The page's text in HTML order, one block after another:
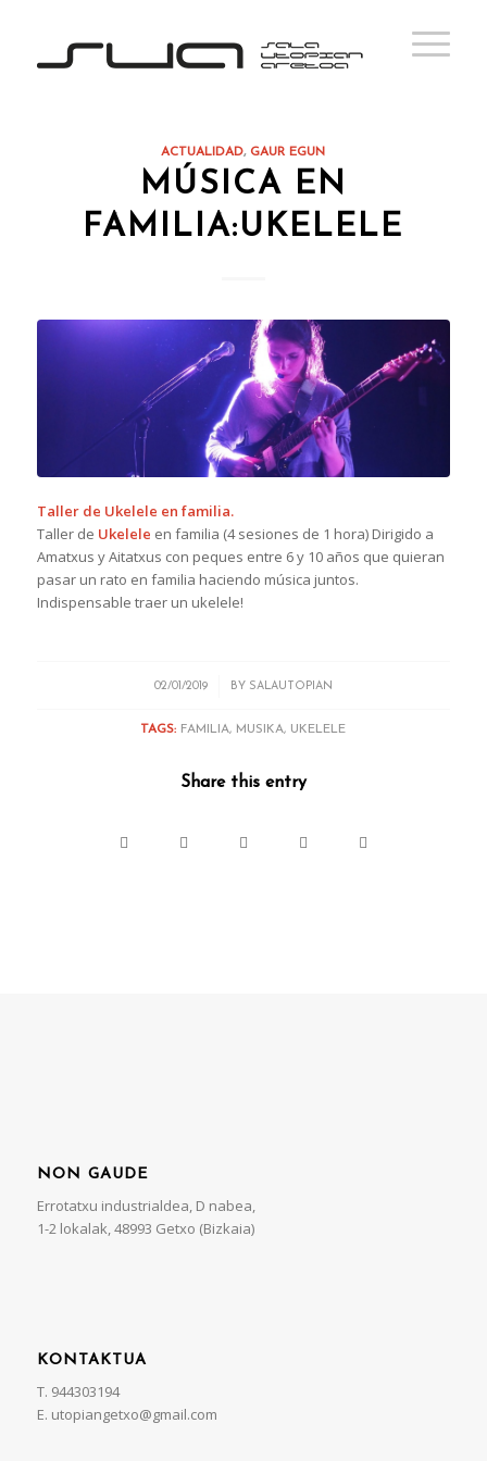
ACTUALIDAD, GAUR EGUN
MÚSICA EN
FAMILIA:UKELELE
Taller de Ukelele en familia.
Taller de Ukelele en familia (4 sesiones de 1 hora) Dirigido a
Amatxus y Aitatxus con peques entre 6 y 10 años que quieran
pasar un rato en familia haciendo música juntos.
Indispensable traer un ukelele!
02/01/2019 BY SALAUTOPIAN
TAGS: FAMILIA, MUSIKA, UKELELE
Share this entry
NON GAUDE
Errotatxu industrialdea, D nabea,
1-2 lokalak, 48993 Getxo (Bizkaia)
KONTAKTUA
T. 944303194
E. utopiangetxo@gmail.com